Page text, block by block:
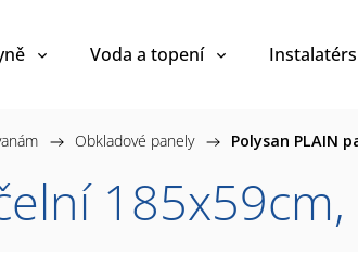
Voda a topení
/ Obkladové panely / Polysan PLAIN